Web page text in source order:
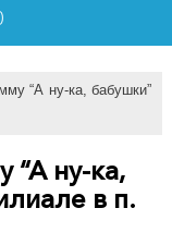
“А ну-ка, бабушки”
“А ну-ка,
в п.